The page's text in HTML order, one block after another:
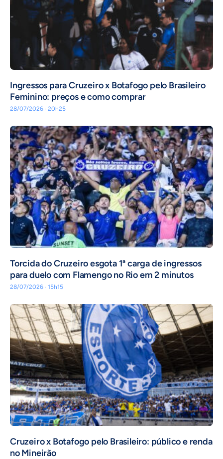
Ingressos para Cruzeiro x Botafogo pelo Brasileiro
Feminino: preços e como comprar
28/07/2026 · 20h25
Torcida do Cruzeiro esgota 1ª carga de ingressos
para duelo com Flamengo no Rio em 2 minutos
28/07/2026 · 15h15
Cruzeiro x Botafogo pelo Brasileiro: público e renda
no Mineirão